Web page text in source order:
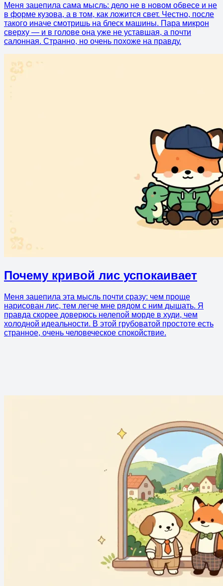
Меня зацепила сама мысль: дело не в новом обвесе и не
в форме кузова, а в том, как ложится свет. Честно, после
такого иначе смотришь на блеск машины. Пара микрон
сверху — и в голове она уже не уставшая, а почти
салонная. Странно, но очень похоже на правду.
Почему кривой лис успокаивает
Меня зацепила эта мысль почти сразу: чем проще
нарисован лис, тем легче мне рядом с ним дышать. Я
правда скорее доверюсь нелепой морде в худи, чем
холодной идеальности. В этой грубоватой простоте есть
странное, очень человеческое спокойствие.